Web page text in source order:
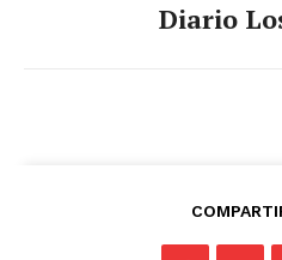
Diario